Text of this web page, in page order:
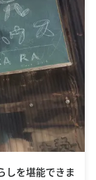
しを堪能できま